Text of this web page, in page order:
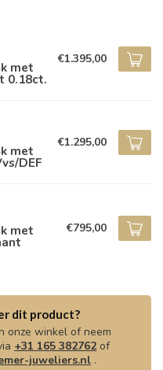
met
0.18ct.
€1.395,00
met
DEF
€1.295,00
met €795,00
dit product?
onze winkel of neem
+31 165 382762of
juweliers.nl .